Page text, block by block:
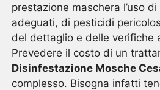
prestazione maschera l’uso
adeguati, di pesticidi
del dettaglio e delle verifiche
Prevedere il costo di un
Disinfestazione Mosche
complesso. Bisogna infatti